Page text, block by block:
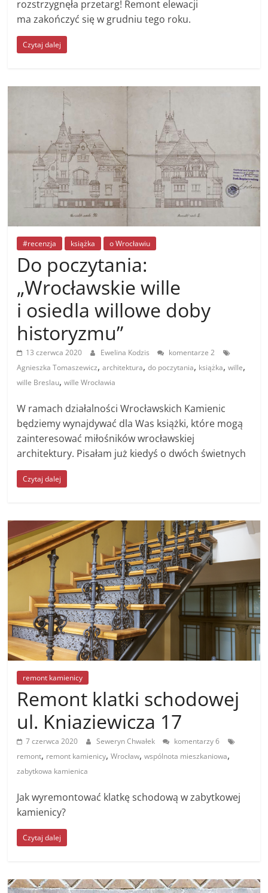
rozstrzygnęła przetarg! Remont elewacji
ma zakończyć się w grudniu tego roku.
Czytaj dalej
#recenzja książka o Wrocławiu
Do poczytania:
„Wrocławskie wille
i osiedla willowe doby
historyzmu”
13 czerwca 2020 Ewelina Kodzis
komentarze 2
Agnieszka Tomaszewicz,architektura,do poczytania, książka,wille,
wille Breslau,wille Wrocławia
W ramach działalności Wrocławskich Kamienic
będziemy wynajdywać dla Was książki, które mogą
zainteresować miłośników wrocławskiej
architektury. Pisałam już kiedyś o dwóch świetnych
Czytaj dalej
remont kamienicy
Remont klatki schodowej
ul. Kniaziewicza 17
7 czerwca 2020 Seweryn Chwałek
komentarzy 6
remont, remont kamienicy,Wrocław,wspólnota mieszkaniowa,
zabytkowa kamienica
Jak wyremontować klatkę schodową w zabytkowej
kamienicy?
Czytaj dalej